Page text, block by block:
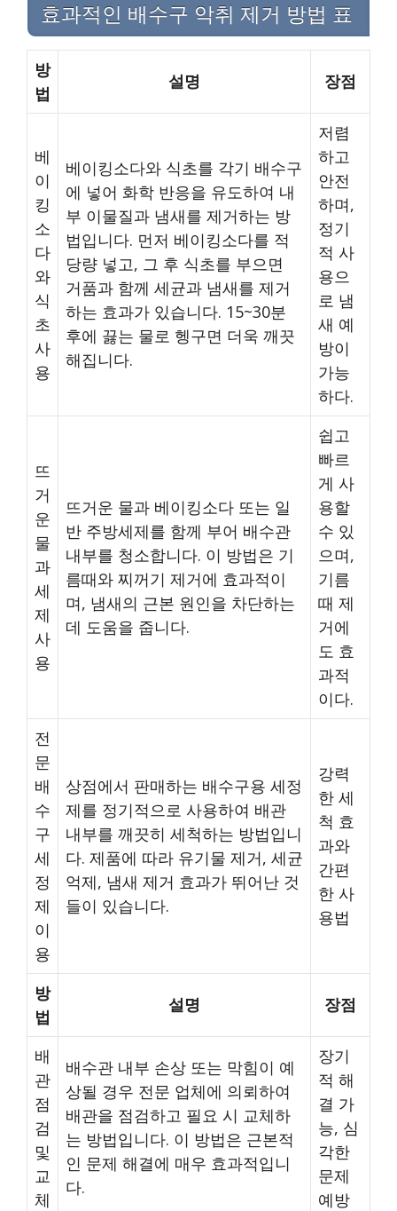
효과적인 배수구 악취 제거 방법 표
방
법
설명 장점
베
이
킹
소
다
와
식
초
사
용
베이킹소다와 식초를 각기 배수구
에 넣어 화학 반응을 유도하여 내
부 이물질과 냄새를 제거하는 방
법입니다. 먼저 베이킹소다를 적
당량 넣고, 그 후 식초를 부으면
거품과 함께 세균과 냄새를 제거
하는 효과가 있습니다. 15~30분
후에 끓는 물로 헹구면 더욱 깨끗
해집니다.
저렴
하고
안전
하며,
정기
적 사
용으
로 냄
새 예
방이
가능
하다.
뜨
거
운
물
과
세
제
사
용
뜨거운 물과 베이킹소다 또는 일
반 주방세제를 함께 부어 배수관
내부를 청소합니다. 이 방법은 기
름때와 찌꺼기 제거에 효과적이
며, 냄새의 근본 원인을 차단하는
데 도움을 줍니다.
쉽고
빠르
게 사
용할
수 있
으며,
기름
때 제
거에
도 효
과적
이다.
전
문
배
수
구
세
정
제
이
용
상점에서 판매하는 배수구용 세정
제를 정기적으로 사용하여 배관
내부를 깨끗히 세척하는 방법입니
다. 제품에 따라 유기물 제거, 세균
억제, 냄새 제거 효과가 뛰어난 것
들이 있습니다.
강력
한 세
척 효
과와
간편
한 사
용법
방
법
설명 장점
배
관
점
검
및
교
체
배수관 내부 손상 또는 막힘이 예
상될 경우 전문 업체에 의뢰하여
배관을 점검하고 필요 시 교체하
는 방법입니다. 이 방법은 근본적
인 문제 해결에 매우 효과적입니
다.
장기
적 해
결 가
능, 심
각한
문제
예방